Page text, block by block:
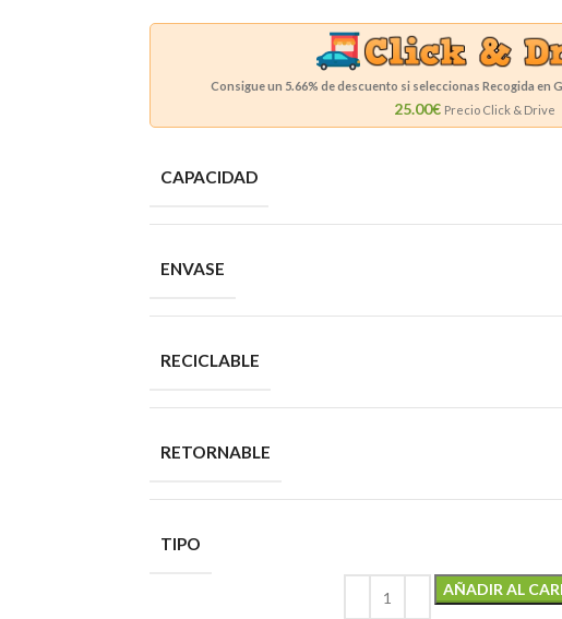
Consigue un 5.66% de descuento si seleccionas Recogida en
25.00€ Precio Click & Drive
CAPACIDAD
ENVASE
RECICLABLE
RETORNABLE
TIPO
AÑADIR AL